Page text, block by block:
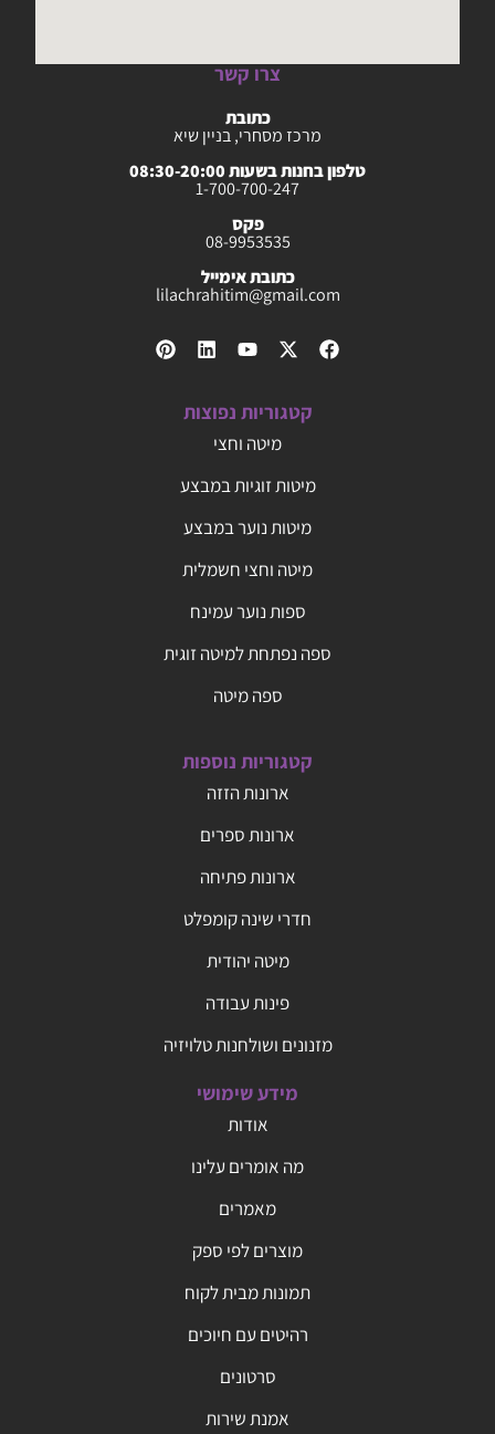
צרו קשר
כתובת
מרכז מסחרי, בניין שיא
טלפון בחנות בשעות 08:30-20:00
1-700-700-247
פקס
08-9953535
כתובת אימייל
lilachrahitim@gmail.com
קטגוריות נפוצות
מיטה וחצי
מיטות זוגיות במבצע
מיטות נוער במבצע
מיטה וחצי חשמלית
ספות נוער עמינח
ספה נפתחת למיטה זוגית
ספה מיטה
קטגוריות נוספות
ארונות הזזה
ארונות ספרים
ארונות פתיחה
חדרי שינה קומפלט
מיטה יהודית
פינות עבודה
מזנונים ושולחנות טלויזיה
מידע שימושי
אודות
מה אומרים עלינו
מאמרים
מוצרים לפי ספק
תמונות מבית לקוח
רהיטים עם חיוכים
סרטונים
אמנת שירות